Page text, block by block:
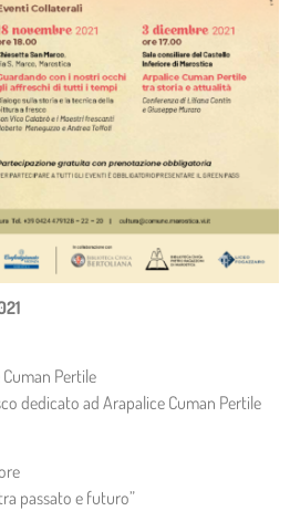
Pertile
dedicato ad Arapalice Cuman Pertile
passato e futuro”